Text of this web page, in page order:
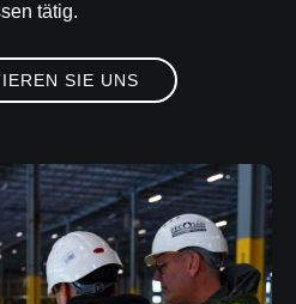
tätig.
SIE UNS